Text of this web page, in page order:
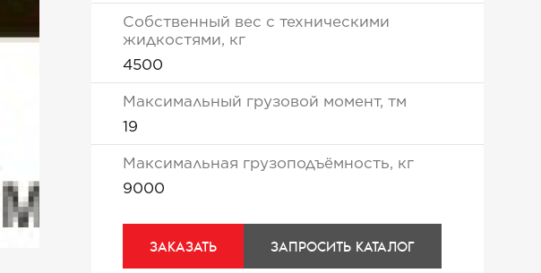
Собственный вес с техническими
жидкостями, кг
4500
Максимальный грузовой момент, тм
19
Максимальная грузоподъёмность, кг
9000
ЗАКАЗАТЬ ЗАПРОСИТЬ КАТАЛОГ